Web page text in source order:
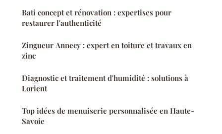
Bati concept et rénovation : expertises pour
restaurer l'authenticité
Zingueur Annecy : expert en toiture et travaux en
zinc
Diagnostic et traitement d'humidité : solutions à
Lorient
Top idées de menuiserie personnalisée en Haute-
Savoie